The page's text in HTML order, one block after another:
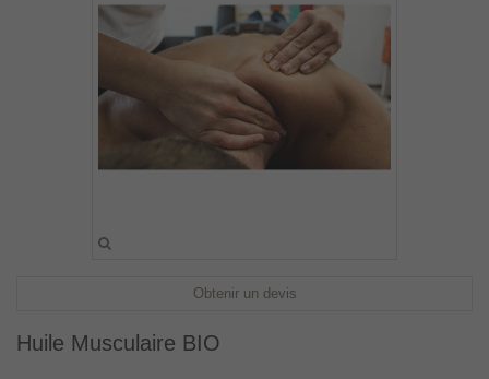
Obtenir un devis
Huile Musculaire BIO